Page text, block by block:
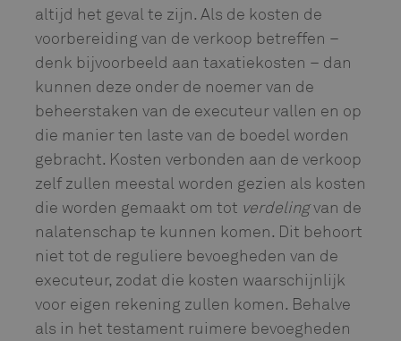
altijd het geval te zijn. Als de kosten de
voorbereiding van de verkoop betreffen –
denk bijvoorbeeld aan taxatiekosten – dan
kunnen deze onder de noemer van de
beheerstaken van de executeur vallen en op
die manier ten laste van de boedel worden
gebracht. Kosten verbonden aan de verkoop
zelf zullen meestal worden gezien als kosten
die worden gemaakt om tot verdelingvan de
nalatenschap te kunnen komen. Dit behoort
niet tot de reguliere bevoegheden van de
executeur, zodat die kosten waarschijnlijk
voor eigen rekening zullen komen. Behalve
als in het testament ruimere bevoegheden